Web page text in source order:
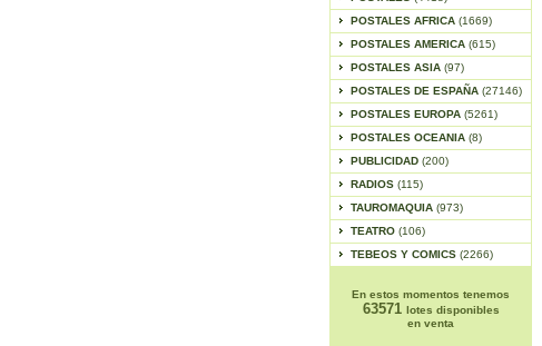
POSTALES AFRICA (1669)
POSTALES AMERICA (615)
POSTALES ASIA (97)
POSTALES DE ESPAÑA (27146)
POSTALES EUROPA (5261)
POSTALES OCEANIA (8)
PUBLICIDAD (200)
RADIOS (115)
TAUROMAQUIA (973)
TEATRO (106)
TEBEOS Y COMICS (2266)
En estos momentos tenemos
63571 lotes disponibles
en venta